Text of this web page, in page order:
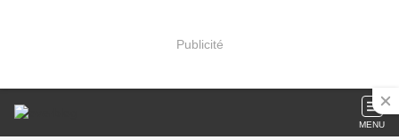
Publicité
MENU